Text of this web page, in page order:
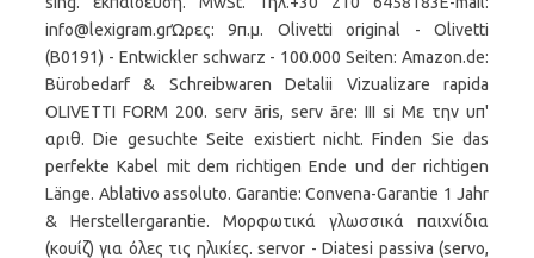
info@lexigram.grΏρες: 9π.μ. Olivetti original - Olivetti
(B0191) - Entwickler schwarz - 100.000 Seiten: Amazon.de:
Bürobedarf & Schreibwaren Detalii Vizualizare rapida
OLIVETTI FORM 200. serv āris, serv āre: III si Με την υπ'
αριθ. Die gesuchte Seite existiert nicht. Finden Sie das
perfekte Kabel mit dem richtigen Ende und der richtigen
Länge. Ablativo assoluto. Garantie: Convena-Garantie 1 Jahr
& Herstellergarantie. Μορφωτικά γλωσσικά παιχνίδια
(κουίζ) για όλες τις ηλικίες. servor - Diatesi passiva (servo,